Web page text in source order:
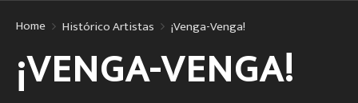
Home Histórico Artistas ¡Venga-Venga!
¡VENGA-VENGA!